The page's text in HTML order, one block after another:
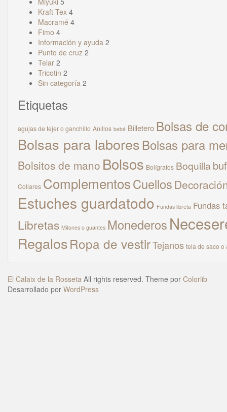
Kraft Tex 4
Macramé 4
Fimo 4
Información y ayuda 2
Punto de cruz 2
Telar 2
Tricotin 2
Sin categoría 2
Etiquetas
agujas de tejer o ganchillo Anillos bebé Billetero Bolsas de
Bolsas para labores Bolsas para
Bolsitos de mano Bolsos Bolígrafos Boquilla
Collares ComplementosCuellos
Estuches guardatodo Fundas libreta Fundas
Libretas Mitones o guantes Monederos
RegalosRopa de vestirTejanos tela de saco o
El Calaix de la Rosseta All rights reserved. Theme por Colorlib
Desarrollado por WordPress